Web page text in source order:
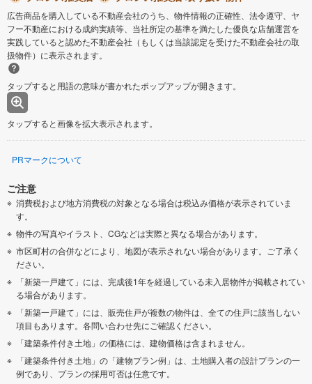
広告商品を購入している不動産会社のうち、物件情報の正確性、法令遵守、ヤ
フー不動産における成約実績等、当社所定の基準を満たした優良な店舗運営を
実践していると認めた不動産会社（もしくは当該認定を受けた不動産会社の取
扱物件）に表示されます。
タップすると用語の意味が書かれたポップアップが開きます。
タップすると画像を拡大表示されます。
PRマークについて
ご注意
消費税および地方消費税の対象となる場合は税込み価格が表示されていま
す。
物件の写真やイラスト、CGなどは実際と異なる場合があります。
市区町村の合併などにより、地図が表示されない場合があります。ご了承く
ださい。
「新築一戸建て」には、完成後1年を経過している未入居物件が掲載されてい
る場合があります。
「新築一戸建て」には、販売住戸が複数の物件は、全ての住戸に該当しない
項目もあります。各問い合わせ先にご確認ください。
「建築条件付き土地」の価格には、建物価格は含まれません。
「建築条件付き土地」の「建物プラン例」は、土地購入者の設計プランの一
例であり、プランの採用可否は任意です。